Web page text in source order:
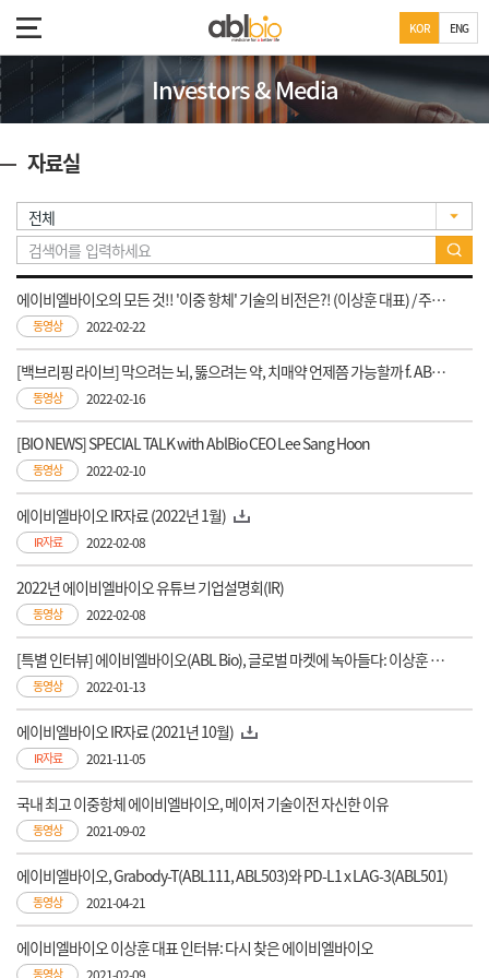
KOR ENG
Investors & Media
자료실
에이비엘바이오의 모든 것!! '이중 항체' 기술의 비전은?! (이상훈 대표) / 주식초등학교
동영상 2022-02-22
[백브리핑 라이브] 막으려는 뇌, 뚫으려는 약, 치매약 언제쯤 가능할까 f. ABL바이오 이상훈 대표
동영상 2022-02-16
[BIO NEWS] SPECIAL TALK with AblBio CEO Lee Sang Hoon
동영상 2022-02-10
에이비엘바이오 IR자료 (2022년 1월)
IR자료 2022-02-08
2022년 에이비엘바이오 유튜브 기업설명회(IR)
동영상 2022-02-08
[특별 인터뷰] 에이비엘바이오(ABL Bio), 글로벌 마켓에 녹아들다: 이상훈 대표이사, 이재천 전무
동영상 2022-01-13
에이비엘바이오 IR자료 (2021년 10월)
IR자료 2021-11-05
국내 최고 이중항체 에이비엘바이오, 메이저 기술이전 자신한 이유
동영상 2021-09-02
에이비엘바이오, Grabody-T(ABL111, ABL503)와 PD-L1 x LAG-3(ABL501)
동영상 2021-04-21
에이비엘바이오 이상훈 대표 인터뷰: 다시 찾은 에이비엘바이오
동영상